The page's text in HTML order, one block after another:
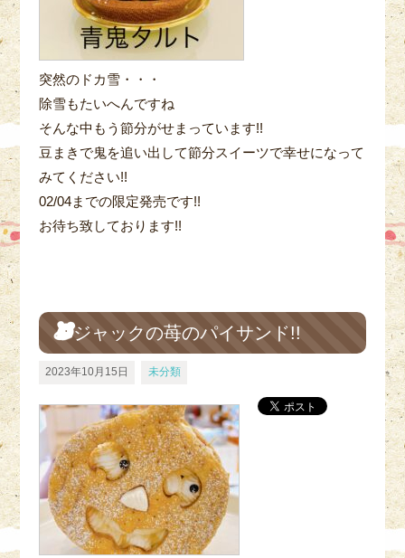
突然のドカ雪・・・
除雪もたいへんですね
そんな中もう節分がせまっています!!
豆まきで鬼を追い出して節分スイーツで幸せになって
みてください!!
02/04までの限定発売です!!
お待ち致しております!!
ジャックの苺のパイサンド!!
2023年10月15日 未分類